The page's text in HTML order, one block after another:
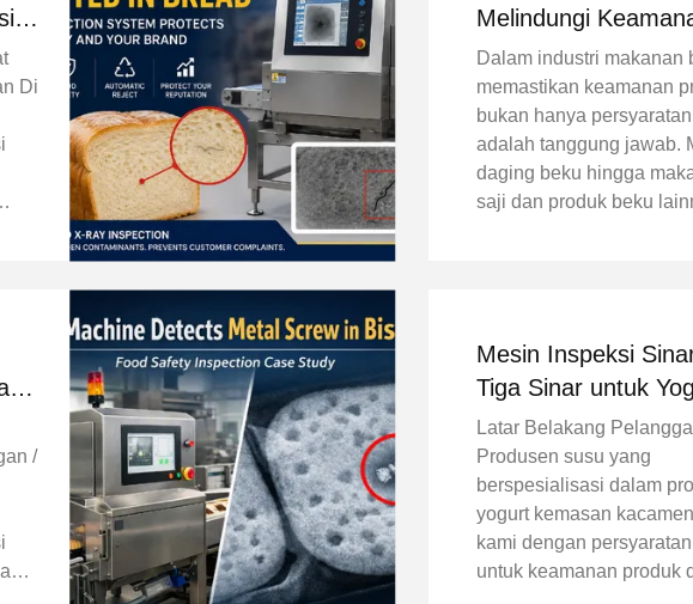
Di
Melindungi
Daging Beku dan
Siap Saji
Dalam industri makanan
memastikan keamanan
bukan hanya
adalah tanggung jawab.
daging beku hingga
saji dan produk beku
menyebabkan ...
/
Mesin Inspeksi
Tiga Sinar untuk
Kaca Memastikan
360° Tanpa Titik Buta
Latar Belakang
Produsen susu yang
berspesialisasi dalam
yogurt kemasan
kami dengan
untuk keamanan produk